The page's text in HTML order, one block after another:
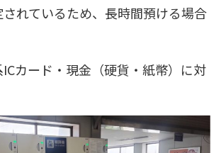
れているため、長時間預ける場合
カード・現金（硬貨・紙幣）に対